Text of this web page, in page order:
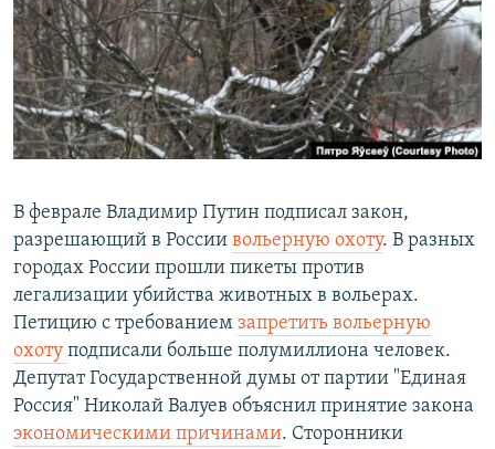
ПОДПИШИТЕСЬ НА РАССЫЛКУ
СОЦИАЛЬНЫЕ СЕТИ
Все сайты РСЕ/РС
В феврале Владимир Путин подписал закон,
разрешающий в России вольерную охоту. В разных
городах России прошли пикеты против
легализации убийства животных в вольерах.
Петицию с требованием запретить вольерную
охоту подписали больше полумиллиона человек.
Депутат Государственной думы от партии "Единая
Россия" Николай Валуев объяснил принятие закона
экономическими причинами. Сторонники